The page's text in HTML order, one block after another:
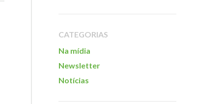
CATEGORIAS
Na mídia
Newsletter
Notícias